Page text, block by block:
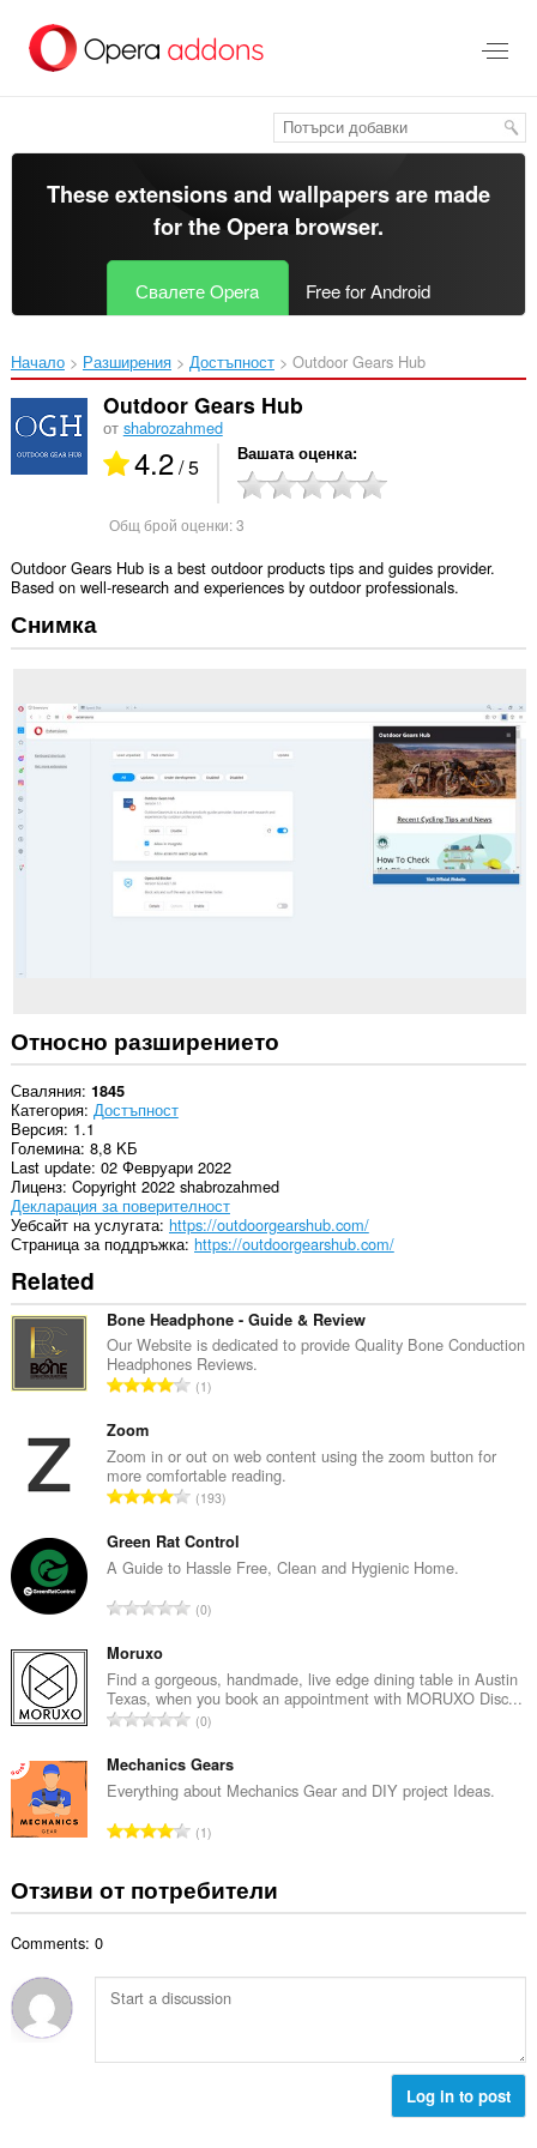
главното
съдържание
These extensions and wallpapers are made
for theOpera browser.
Свалете Opera Free for Android
Начало Разширения Достъпност Outdoor Gears Hub‎
Outdoor Gears Hub
от shabrozahmed
4.2/ 5 Вашата оценка
Общ брой оценки:3
Outdoor Gears Hub is a best outdoor products tips and guides provider.
Based on well-research and experiences by outdoor professionals.
Снимка
Относно разширението
Сваляния 1845
Категория Достъпност
Версия 1.1
Големина 8,8 KБ
Last update 02 Февруари 2022
Лиценз Copyright 2022 shabrozahmed
Декларация за поверителност
Уебсайт на услугата https://outdoorgearshub.com/
Страница за поддръжка https://outdoorgearshub.com/
Related
Bone Headphone - Guide & Review
Our Website is dedicated to provide Quality Bone Conduction
Headphones Reviews.
О
б
р
о
о
ц
е
н
и
:
1
Zoom
Zoom in or out on web content using the zoom button for
more comfortable reading.
О
щ
б
о
ц
е
н
к
и
193
Green Rat Control
A Guide to Hassle Free, Clean and Hygienic Home.
О
б
р
о
о
ц
е
н
и
:
0
Moruxo
Find a gorgeous, handmade, live edge dining table in Austin
Texas, when you book an appointment with MORUXO Disc...
О
щ
б
о
о
ц
к
и
0
Mechanics Gears
Everything about Mechanics Gear and DIY project Ideas.
О
щ
б
й
о
н
1
Отзиви от потребители
Comments: 0
Log in to post